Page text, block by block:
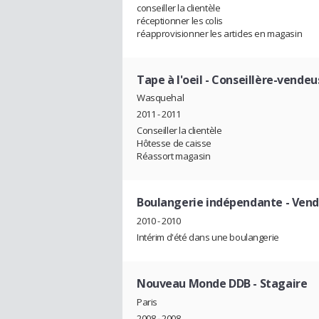
conseiller la clientèle
réceptionner les colis
réapprovisionner les articles en magasin
Tape à l'oeil - Conseillère-
Wasquehal
2011 - 2011
Conseiller la clientèle
Hôtesse de caisse
Réassort magasin
Boulangerie indépendante -
2010 - 2010
Intérim d'été dans une boulangerie
Nouveau Monde DDB- Stagaire
Paris